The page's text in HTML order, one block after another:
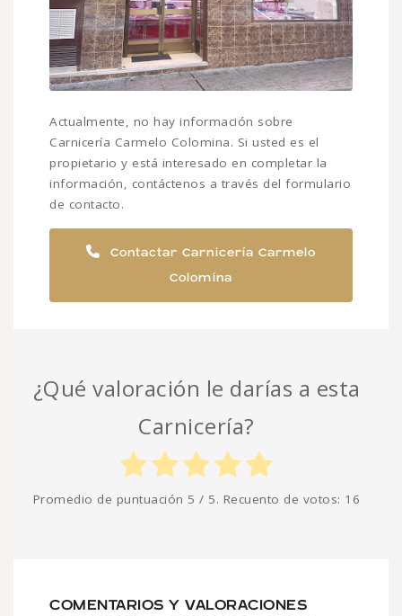
Actualmente, no hay información sobre
Carnicería Carmelo Colomina. Si usted es el
propietario y está interesado en completar la
información, contáctenos a través del formulario
de contacto.
Contactar Carnicería Carmelo
Colomina
¿Qué valoración le darías a esta
Carnicería?
Promedio de puntuación 5 / 5. Recuento de votos: 16
COMENTARIOS Y VALORACIONES